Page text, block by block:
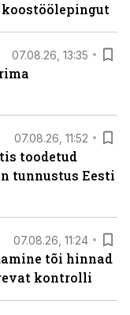
koostöölepingut
07.08.26, 13:35
07.08.26, 11:52
toodetud
tunnustus Eesti
07.08.26, 11:24
tõi hinnad
kontrolli